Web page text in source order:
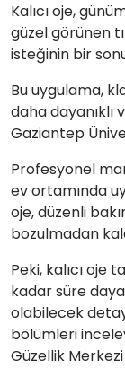
Kalıcı oje,
güzel görünen
isteğinin bir
Bu uygulama,
daha dayanıklı
Gaziantep
Profesyonel
ev ortamında
oje, düzenli
bozulmadan
Peki, kalıcı oje
kadar süre
olabilecek
bölümleri
Güzellik Merkezi